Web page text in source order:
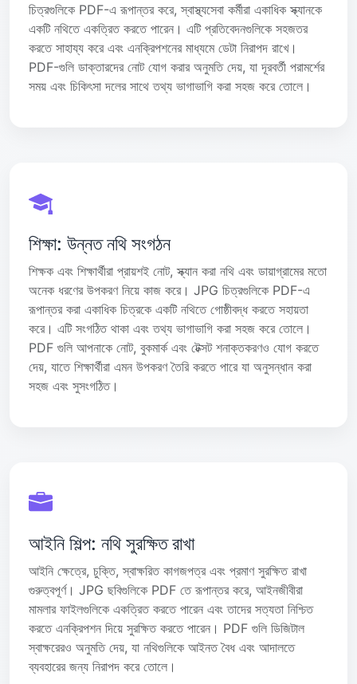
চিত্রগুলিকে PDF-এ রূপান্তর করে, স্বাস্থ্যসেবা কর্মীরা একাধিক স্ক্যানকে
একটি নথিতে একত্রিত করতে পারেন। এটি প্রতিবেদনগুলিকে সহজতর
করতে সাহায্য করে এবং এনক্রিপশনের মাধ্যমে ডেটা নিরাপদ রাখে।
PDF-গুলি ডাক্তারদের নোট যোগ করার অনুমতি দেয়, যা দূরবর্তী পরামর্শের
সময় এবং চিকিৎসা দলের সাথে তথ্য ভাগাভাগি করা সহজ করে তোলে।
শিক্ষা: উন্নত নথি সংগঠন
শিক্ষক এবং শিক্ষার্থীরা প্রায়শই নোট, স্ক্যান করা নথি এবং ডায়াগ্রামের মতো
অনেক ধরণের উপকরণ নিয়ে কাজ করে। JPG চিত্রগুলিকে PDF-এ
রূপান্তর করা একাধিক চিত্রকে একটি নথিতে গোষ্ঠীবদ্ধ করতে সহায়তা
করে। এটি সংগঠিত থাকা এবং তথ্য ভাগাভাগি করা সহজ করে তোলে।
PDF গুলি আপনাকে নোট, বুকমার্ক এবং টেক্সট শনাক্তকরণও যোগ করতে
দেয়, যাতে শিক্ষার্থীরা এমন উপকরণ তৈরি করতে পারে যা অনুসন্ধান করা
সহজ এবং সুসংগঠিত।
আইনি শিল্প: নথি সুরক্ষিত রাখা
আইনি ক্ষেত্রে, চুক্তি, স্বাক্ষরিত কাগজপত্র এবং প্রমাণ সুরক্ষিত রাখা
গুরুত্বপূর্ণ। JPG ছবিগুলিকে PDF তে রূপান্তর করে, আইনজীবীরা
মামলার ফাইলগুলিকে একত্রিত করতে পারেন এবং তাদের সত্যতা নিশ্চিত
করতে এনক্রিপশন দিয়ে সুরক্ষিত করতে পারেন। PDF গুলি ডিজিটাল
স্বাক্ষরেরও অনুমতি দেয়, যা নথিগুলিকে আইনত বৈধ এবং আদালতে
ব্যবহারের জন্য নিরাপদ করে তোলে।